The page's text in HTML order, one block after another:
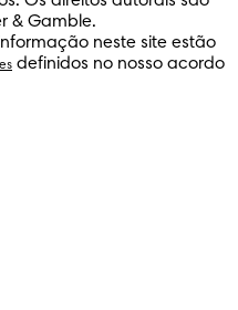
& Gamble.
neste site estão
definidos no nosso acordo